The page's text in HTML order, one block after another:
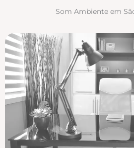
Som Ambiente em